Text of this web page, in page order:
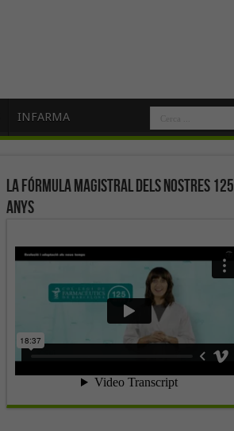
INFARMA
La fórmula magistral dels nostres 125
anys